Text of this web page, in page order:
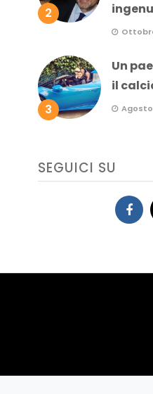
2
3
Un
il
Agosto
SEGUICI SU